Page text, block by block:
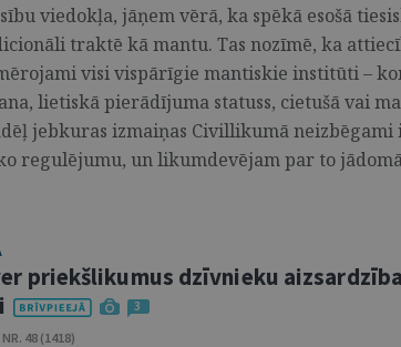
viedokļa, jāņem vērā, ka spēkā esošā
traktē kā mantu. Tas nozīmē, ka
visi vispārīgie mantiskie institūti –
lietiskā pierādījuma statuss, cietušā vai
jebkuras izmaiņas Civillikumā
regulējumu, un likumdevējam par to
priekšlikumus dzīvnieku
3
48 (1418)